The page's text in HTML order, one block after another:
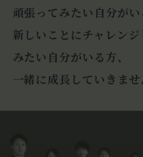
頑張ってみたい自分がい
新しいことにチャレンジ
みたい自分がいる方、
一緒に成長していきませ